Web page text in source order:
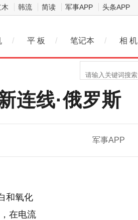
韩流 简读 军事APP 头条APP
/ 平 板 / 笔记本 / 相 机
连线·俄罗斯
军事APP
和氧化
在电流